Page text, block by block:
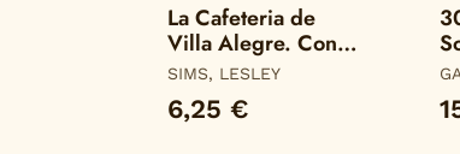
La Cafeteria de
Villa Alegre. Con
200 Pegatinas
SIMS, LESLEY
6,25 €